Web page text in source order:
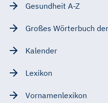
Gesundheit A-Z
Großes Wörterbuch
Kalender
Lexikon
Vornamenlexikon